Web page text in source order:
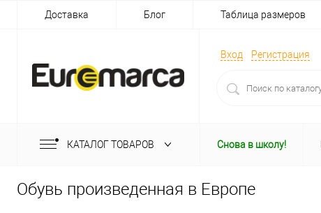
Доставка Блог Таблица размеров
Вход Регистрация
КАТАЛОГ ТОВАРОВ Снова в школу!
Обувь произведенная в Европе